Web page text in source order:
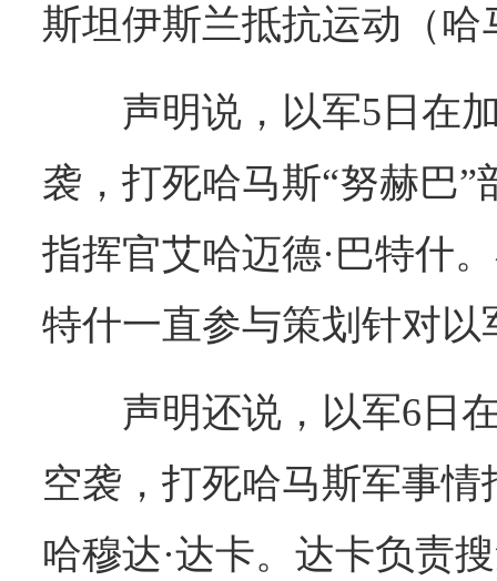
斯坦伊斯兰抵抗运动（
声明说，以军5日在
袭，打死哈马斯“努赫巴
指挥官艾哈迈德·巴特什
特什一直参与策划针对
声明还说，以军6日
空袭，打死哈马斯军事
哈穆达·达卡。达卡负责